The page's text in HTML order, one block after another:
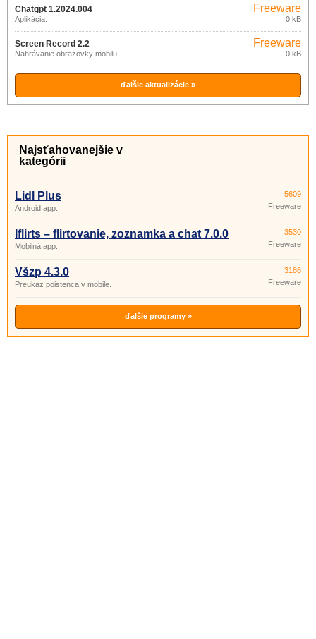
Chatgpt 1.2024.004
Aplikácia.
Freeware
0 kB
Screen Record 2.2
Nahrávanie obrazovky mobilu.
Freeware
0 kB
ďalšie aktualizácie »
Najsťahovanejšie v
kategórii
Lidl Plus
Android app.
5609
Freeware
Iflirts – flirtovanie, zoznamka a chat 7.0.0
Mobilná app.
3530
Freeware
Všzp 4.3.0
Preukaz poistenca v mobile.
3186
Freeware
ďalšie programy »